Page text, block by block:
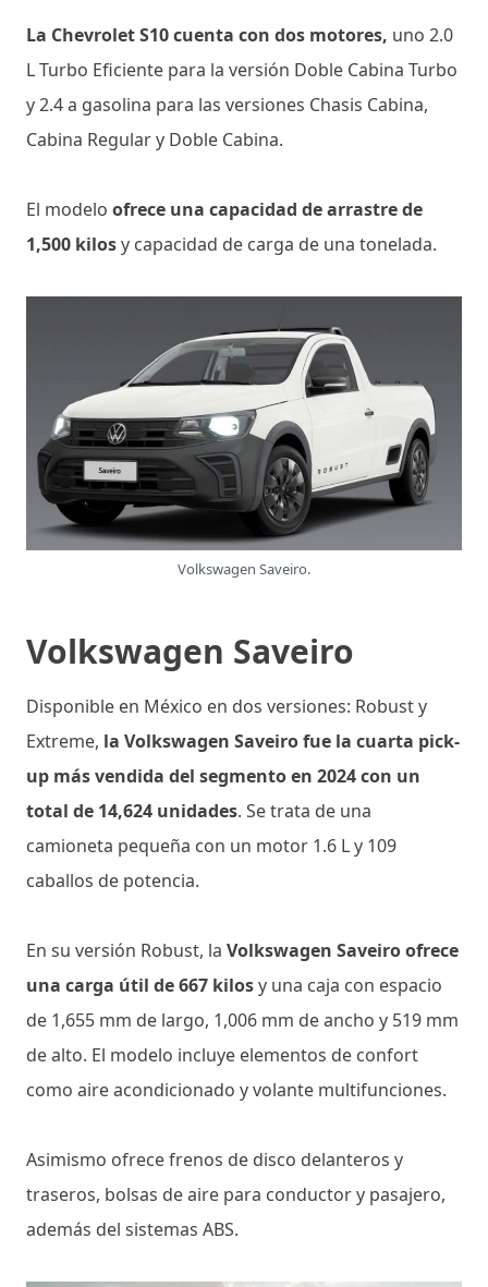
La Chevrolet S10 cuenta con dos motores, uno 2.0
L Turbo Eficiente para la versión Doble Cabina Turbo
y 2.4 a gasolina para las versiones Chasis Cabina,
Cabina Regular y Doble Cabina.
El modelo ofrece una capacidad de arrastre de
1,500 kilosy capacidad de carga de una tonelada.
Volkswagen Saveiro.
Volkswagen Saveiro
Disponible en México en dos versiones: Robust y
Extreme, la Volkswagen Saveiro fue la cuarta pick-
up más vendida del segmento en 2024 con un
total de 14,624 unidades. Se trata de una
camioneta pequeña con un motor 1.6 L y 109
caballos de potencia.
En su versión Robust, la Volkswagen Saveiro ofrece
una carga útil de 667 kilosy una caja con espacio
de 1,655 mm de largo, 1,006 mm de ancho y 519 mm
de alto. El modelo incluye elementos de confort
como aire acondicionado y volante multifunciones.
Asimismo ofrece frenos de disco delanteros y
traseros, bolsas de aire para conductor y pasajero,
además del sistemas ABS.